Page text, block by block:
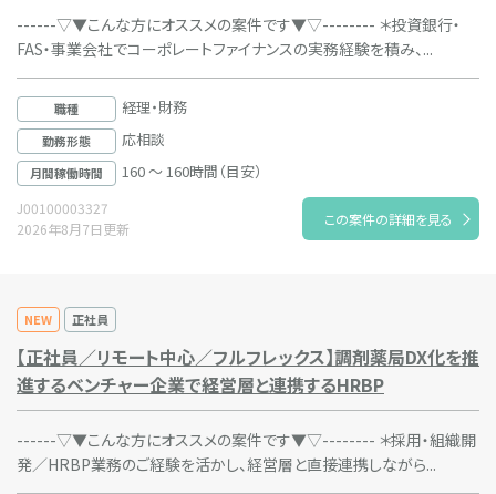
------▽▼こんな方にオススメの案件です▼▽-------- ＊投資銀行・
FAS・事業会社でコーポレートファイナンスの実務経験を積み、...
職種 経理・財務
勤務形態 応相談
月間稼働時間 160 ～ 160時間（目安）
J00100003327
2026年8月7日更新
この案件の詳細を見る
NEW 正社員
【正社員／リモート中心／フルフレックス】調剤薬局DX化を推
進するベンチャー企業で経営層と連携するHRBP
------▽▼こんな方にオススメの案件です▼▽-------- ＊採用・組織開
発／HRBP業務のご経験を活かし、経営層と直接連携しながら...